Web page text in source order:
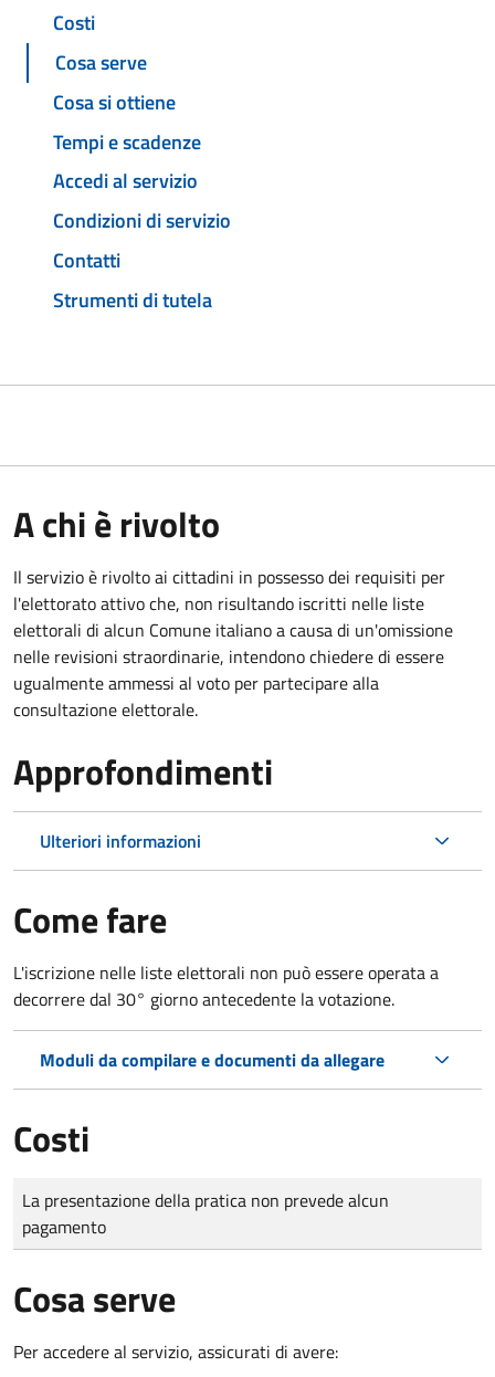
Costi
Cosa serve
Cosa si ottiene
Tempi e scadenze
Accedi al servizio
Condizioni di servizio
Contatti
Strumenti di tutela
A chi è rivolto
Il servizio è rivolto ai cittadini in possesso dei requisiti per
l'elettorato attivo che, non risultando iscritti nelle liste
elettorali di alcun Comune italiano a causa di un'omissione
nelle revisioni straordinarie, intendono chiedere di essere
ugualmente ammessi al voto per partecipare alla
consultazione elettorale.
Approfondimenti
Ulteriori informazioni
Come fare
L'iscrizione nelle liste elettorali non può essere operata a
decorrere dal 30° giorno antecedente la votazione.
Moduli da compilare e documenti da allegare
Costi
Tipo di pagamento
Importo
La presentazione della pratica non prevede alcun
pagamento
Cosa serve
Per accedere al servizio, assicurati di avere: